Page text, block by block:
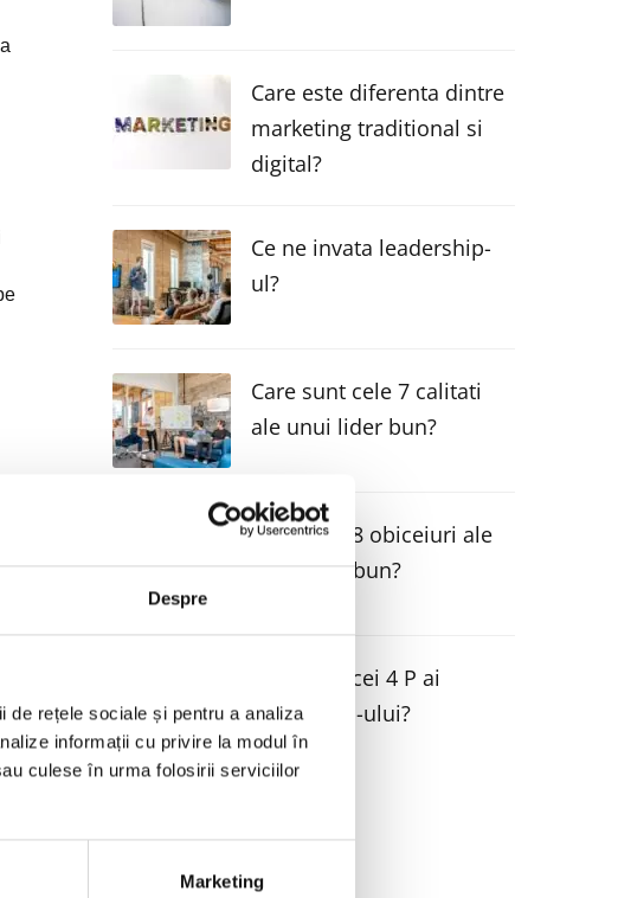
Despre
de rețele sociale și pentru a analiza
informații cu privire la modul în
culese în urma folosirii serviciilor
Marketing
Care este diferenta dintre
marketing traditional si
digital?
Ce ne invata leadership-
ul?
Care sunt cele 7 calitati
ale unui lider bun?
Care sunt 8 obiceiuri ale
unui lider bun?
Care sunt cei 4 P ai
leadership-ului?